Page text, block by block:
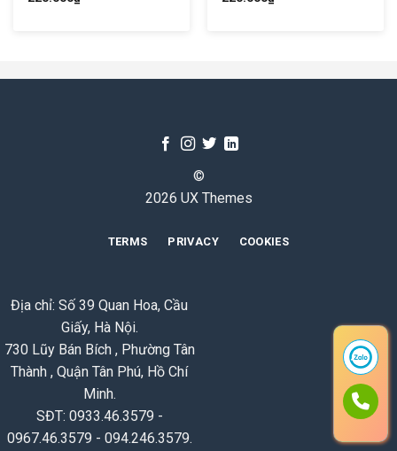
©
2026 UX Themes
TERMS PRIVACY COOKIES
Địa chỉ: Số 39 Quan Hoa, Cầu
Giấy, Hà Nội.
730 Lũy Bán Bích , Phường Tân
Thành , Quận Tân Phú, Hồ Chí
Minh.
SĐT: 0933.46.3579 -
0967.46.3579 - 094.246.3579.